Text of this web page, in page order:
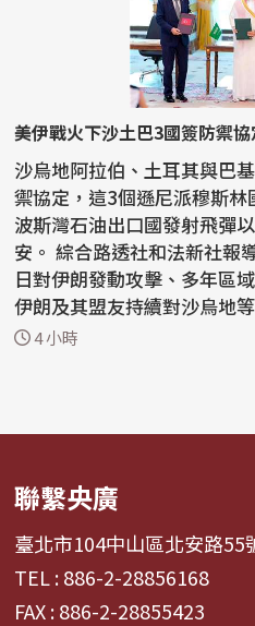
美伊戰火下沙土巴3國簽防禦
沙烏地阿拉伯、土耳其與巴
禦協定，這3個遜尼派穆斯
波斯灣石油出口國發射飛彈
安。 綜合路透社和法新社報導，自美國與以色列2月28
日對伊朗發動攻擊、多年區
伊朗及其盟友持續對沙烏地
能源運...
4 小時
聯繫央廣
臺北市104中山區北安路55
TEL : 886-2-28856168
FAX : 886-2-28855423